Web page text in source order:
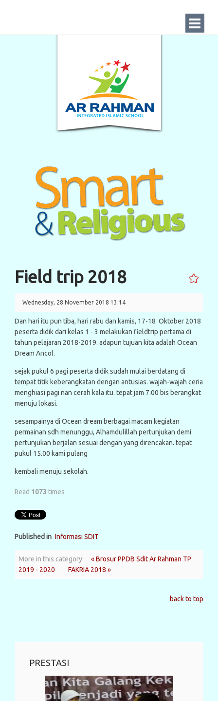
Field trip 2018
Wednesday, 28 November 2018 13:14
Dan hari itu pun tiba, hari rabu dan kamis, 17-18 Oktober 2018
peserta didik dari kelas 1 - 3 melakukan fieldtrip pertama di
tahun pelajaran 2018-2019. adapun tujuan kita adalah Ocean
Dream Ancol.
sejak pukul 6 pagi peserta didik sudah mulai berdatang di
tempat titik keberangkatan dengan antusias. wajah-wajah ceria
menghiasi pagi nan cerah kala itu. tepat jam 7.00 bis berangkat
menuju lokasi.
sesampainya di Ocean dream berbagai macam kegiatan
permainan sdh menunggu, Alhamdulillah pertunjukan demi
pertunjukan berjalan sesuai dengan yang direncakan. tepat
pukul 15.00 kami pulang
kembali menuju sekolah.
Read 1073 times
Published in Informasi SDIT
More in this category:
« Brosur PPDB Sdit Ar Rahman TP
2019 - 2020
FAKRIA 2018 »
back to top
PRESTASI